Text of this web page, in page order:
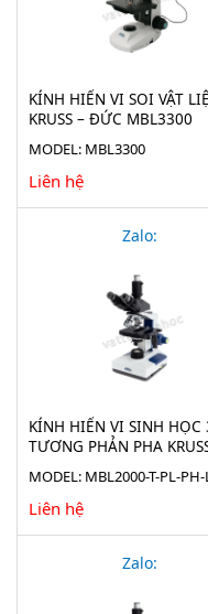
KÍNH HIỂN VI SOI VẬT
KRUSS – ĐỨC MBL3300
MODEL: MBL3300
Liên hệ
Zalo:
KÍNH HIỂN VI SINH HỌC
TƯƠNG PHẢN PHA
MODEL: MBL2000-T-PL-PH-
Liên hệ
Zalo: